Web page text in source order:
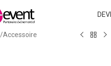
/Accessoire